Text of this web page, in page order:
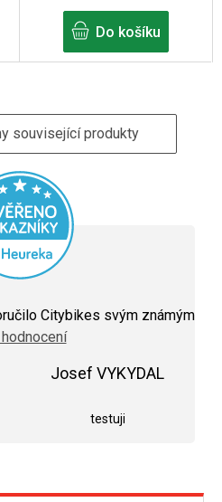
Do košíku
související produkty
hodnocení
obchodu
je
Citybikes svým známým
Josef VYKYDAL
testuji